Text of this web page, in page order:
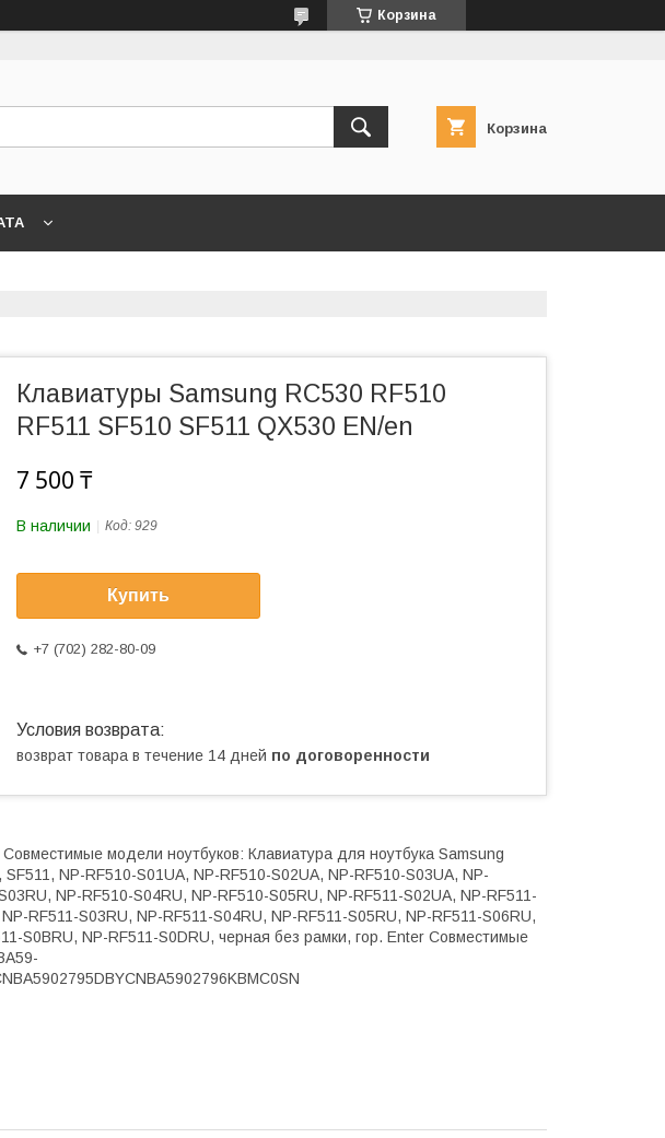
Корзина
Корзина
Клавиатуры Samsung RC530 RF510
RF511 SF510 SF511 QX530 EN/en
7 500 ₸
В наличии Код: 929
Купить
+7 (702) 282-80-09
возврат товара в течение 14 дней по договоренности
модели ноутбуков: Клавиатура для ноутбука Samsung
NP-RF510-S01UA, NP-RF510-S02UA, NP-RF510-S03UA, NP-
NP-RF510-S04RU, NP-RF510-S05RU, NP-RF511-S02UA, NP-RF511-
RF511-S03RU, NP-RF511-S04RU, NP-RF511-S05RU, NP-RF511-S06RU,
S0BRU, NP-RF511-S0DRU, черная без рамки, гор. Enter Совместимые